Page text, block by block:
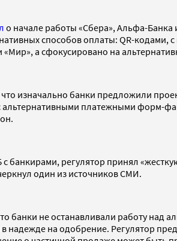
о начале работы «Сбера», Альфа-Банка
способов оплаты: QR-
а сфокусировано на
изначально банки предложили
альтернативными платежными форм-
с банкирами, регулятор принял
один из источников СМИ.
банки не останавливали работу
надежде на одобрение. Регулятор